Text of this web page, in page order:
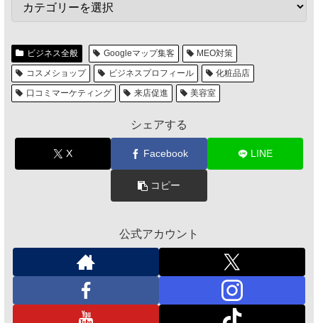
ビジネス全般 Googleマップ集客
MEO対策
コスメショップ
ビジネスプロフィール
化粧品店
口コミマーケティング
来店促進 美容室
シェアする
X Facebook LINE
コピー
公式アカウント